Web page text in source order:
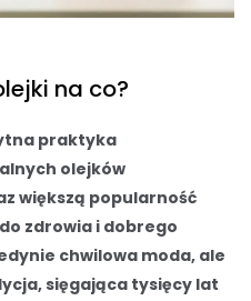
na co?
praktyka
olejków
większą popularność
zdrowia i dobrego
chwilowa moda, ale
sięgająca tysięcy lat